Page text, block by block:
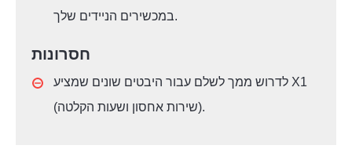
במכשירים הניידים שלך.
חסרונות
לדרוש ממך לשלם עבור היבטים שונים שמציע X1
(שירות אחסון ושעות הקלטה).